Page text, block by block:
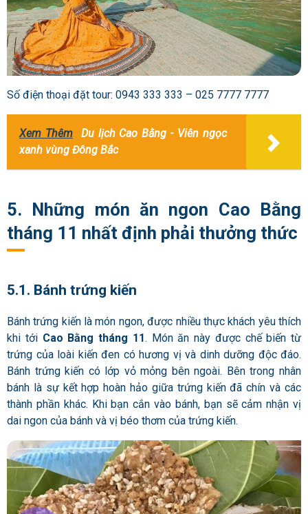
Số điện thoại đặt tour: 0943 333 333 – 025 7777 7777
Xem Thêm
Du lịch Cao Bằng - Viên ngọc
xanh vùng Đông Bắc
5. Những món ăn ngon Cao Bằng
tháng 11 nhất định phải thưởng thức
5.1. Bánh trứng kiến
Bánh trứng kiến là món ngon, được nhiều thực khách yêu thích
khi tới Cao Bằng tháng 11. Món ăn này được chế biến từ
trứng của loài kiến đen có hương vị và dinh dưỡng độc đáo.
Bánh trứng kiến có lớp vỏ mỏng bên ngoài. Bên trong nhân
bánh là sự kết hợp hoàn hảo giữa trứng kiến đã chín và các
thành phần khác. Khi bạn cắn vào bánh, bạn sẽ cảm nhận vị
dai ngon của bánh và vị béo thơm của trứng kiến.